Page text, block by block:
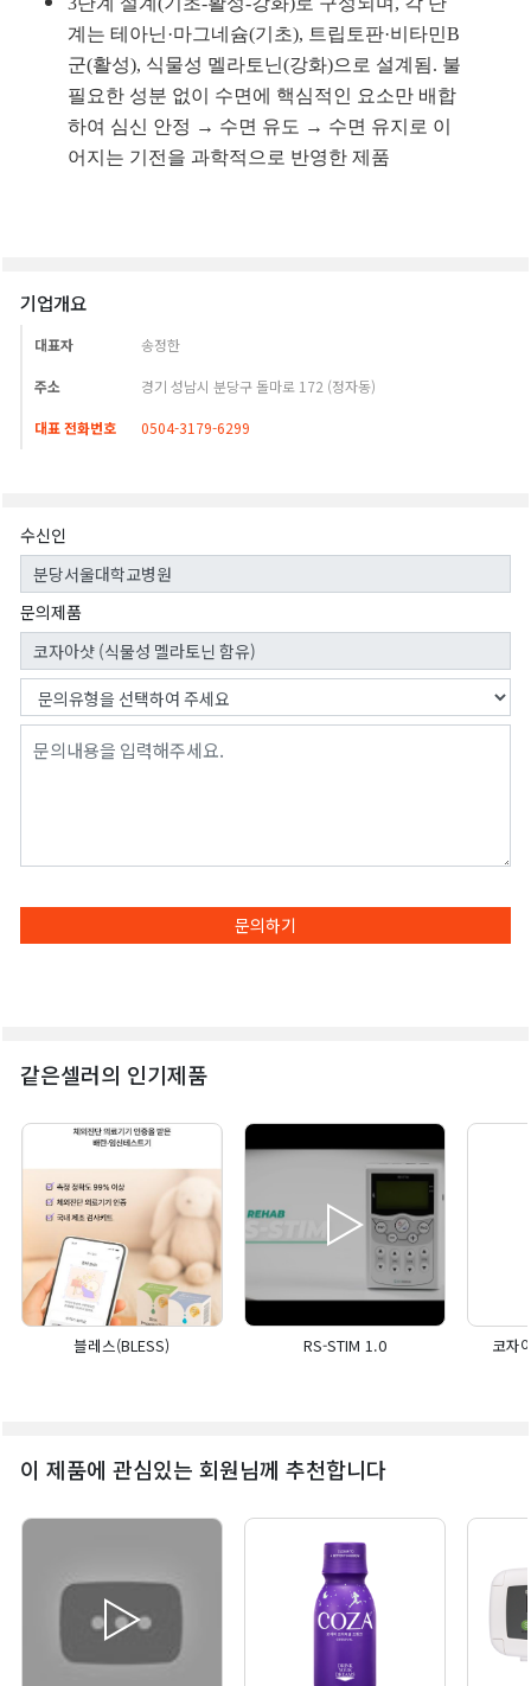
기업개요
대표자 송정한
주소 경기 성남시 분당구 돌마로 172 (정자동)
대표 전화번호 0504-3179-6299
수신인
문의제품
문의하기
같은셀러의 인기제품
블레스(BLESS) RS-STIM 1.0 코자
이 제품에 관심있는 회원님께 추천합니다